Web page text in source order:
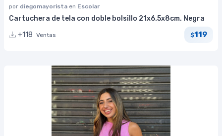
por diegomayorista en Escolar
Cartuchera de tela con doble bolsillo 21x6.5x8cm. Negra
+118 Ventas $119